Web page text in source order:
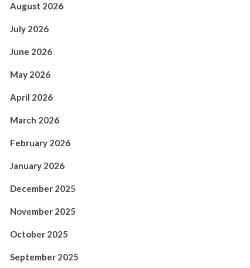
August 2026
July 2026
June 2026
May 2026
April 2026
March 2026
February 2026
January 2026
December 2025
November 2025
October 2025
September 2025